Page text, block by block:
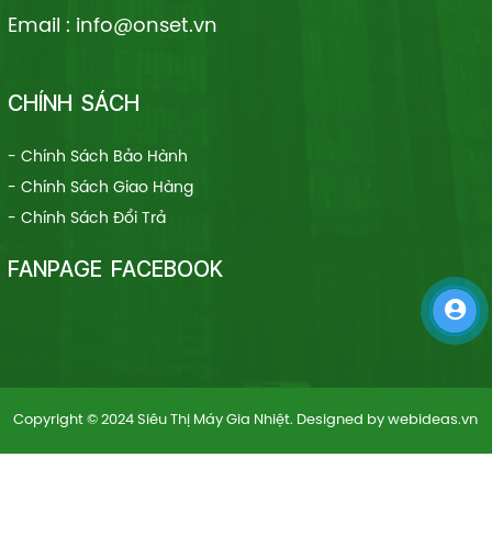
Email : info@onset.vn
CHÍNH SÁCH
- Chính Sách Bảo Hành
- Chính Sách Giao Hàng
- Chính Sách Đổi Trả
FANPAGE FACEBOOK
Copyright © 2024 Siêu Thị Máy Gia Nhiệt. Designed bywebideas.vn